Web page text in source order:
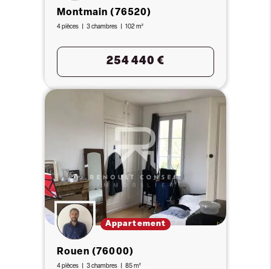
Montmain (76520)
4 pièces 3 chambres 102 m²
254 440 €
Appartement
Rouen (76000)
4 pièces 3 chambres 85 m²